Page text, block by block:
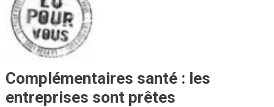
Complémentaires santé : les
entreprises sont prêtes